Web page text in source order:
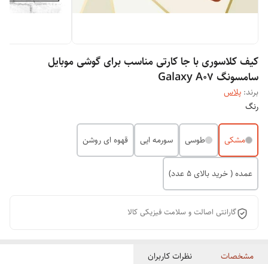
کیف کلاسوری با جا کارتی مناسب برای گوشی موبایل
سامسونگ Galaxy A07
برند: پلاس
رنگ
مشکی طوسی سورمه ایی قهوه ای روشن
عمده ( خرید بالای 5 عدد)
گارانتی اصالت و سلامت فیزیکی کالا
مشخصات نظرات کاربران